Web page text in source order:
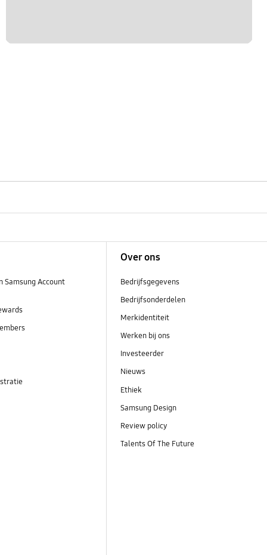
Samsung Account
Over ons
Bedrijfsgegevens
Bedrijfsonderdelen
Merkidentiteit
Werken bij ons
Investeerder
Nieuws
Ethiek
Samsung Design
Review policy
Talents Of The Future